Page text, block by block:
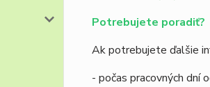
Potrebujete poradiť?
Ak potrebujete ďalšie
- počas pracovných dní